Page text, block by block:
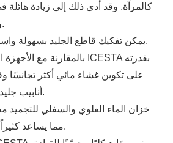
كالمرآة. وقد أدى ذلك إلى زيادة هائلة
ونسبة كفاءة الطاقة.
2. يمكن تفكيك قاطع الجليد بسهولة واستبداله كوحدة واحدة.
على تكوين غشاء مائي أكثر تجانسًا
أنابيب جليدية أكثر تجانسًا وبلورية.
مما يساعد كثيراً في التنظيف والتعقيم.